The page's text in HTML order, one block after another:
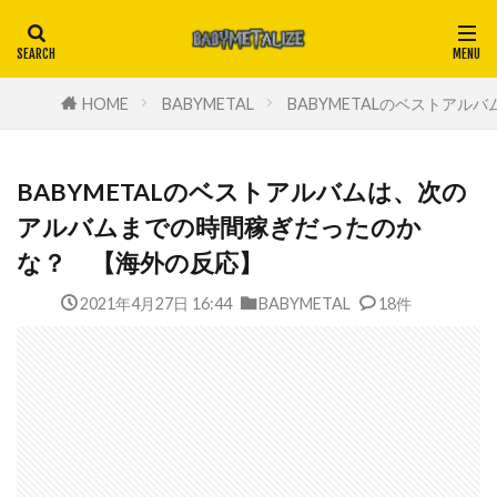
HOME BABYMETAL BABYMETALのベストアル
BABYMETALのベストアルバムは、次の
アルバムまでの時間稼ぎだったのか
な？ 【海外の反応】
2021年4月27日 16:44 BABYMETAL 18件